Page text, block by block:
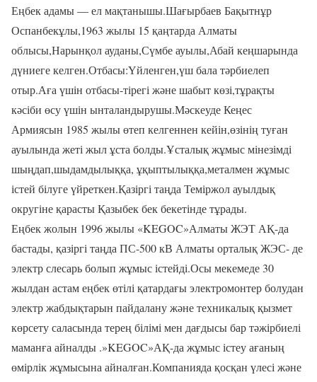
Еңбек адамы — ел мақтанышы.Шағырбаев Бақытнұр
Оспанбекұлы,1963 жылы 15 қаңтарда Алматы
облысы,Нарынқол ауданы,Сүмбе ауылы,Абай кеңшарында
дүниеге келген.Отбасы:Үйленген,үш бала тәрбиелеп
отыр.Аға үшін отбасы-тірегі және шабыт көзі,тұрақты
кәсіби өсу үшін ынталандырушы.Мәскеуде Кеңес
Армиясын 1985 жылы өтеп келгеннен кейін,өзінің туған
ауылында жеті жыл ұста болды.Ұсталық жұмыс мінезімді
шыңдап,шыдамдылыққа, ұқыптылыққа,металмен жұмыс
істей білуге үйреткен.Қазіргі таңда Теміржол ауылдық
округіне қарасты Қазыбек бек бекетінде тұрады.
Еңбек жолын 1996 жылы «KEGOC»Алматы ЖЭТ АҚ-да
бастады, қазіргі таңда ПС-500 кВ Алматы орталық ЖЭС- де
электр слесарь болып жұмыс істейді.Осы мекемеде 30
жылдан астам еңбек өтілі қатардағы электромонтер болудан
электр жабдықтарын пайдалану және техникалық қызмет
көрсету саласында терең білімі мен дағдысы бар тәжірбиелі
маманға айналды .»KEGOC»АҚ-да жұмыс істеу ағаның
өмірлік жұмысына айналған.Компанияда қосқан үлесі және